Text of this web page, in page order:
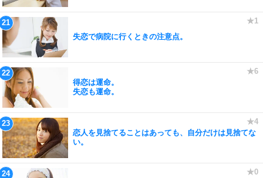
失恋で病院に行くときの注意点。
得恋は運命。
失恋も運命。
恋人を見捨てることはあっても、自分だけは見捨てな
い。